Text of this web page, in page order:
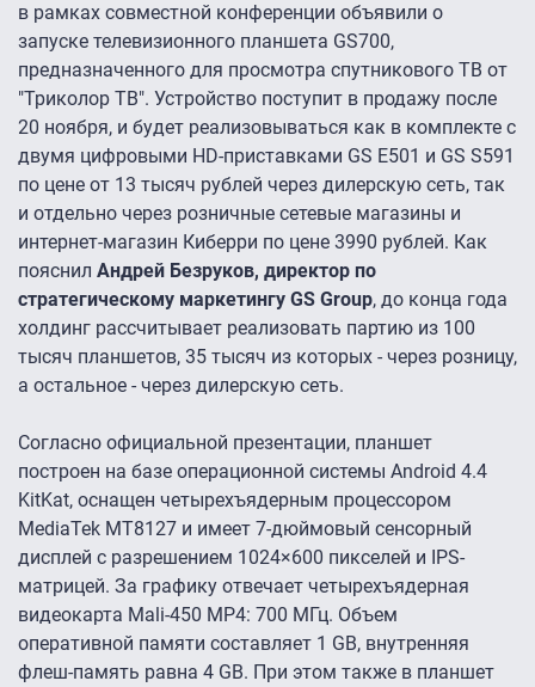
в рамках совместной конференции объявили о
запуске телевизионного планшета GS700,
предназначенного для просмотра спутникового ТВ от
"Триколор ТВ". Устройство поступит в продажу после
20 ноября, и будет реализовываться как в комплекте с
двумя цифровыми HD-приставками GS E501 и GS S591
по цене от 13 тысяч рублей через дилерскую сеть, так
и отдельно через розничные сетевые магазины и
интернет-магазин Киберри по цене 3990 рублей. Как
пояснил Андрей Безруков, директор по
стратегическому маркетингу GS Group, до конца года
холдинг рассчитывает реализовать партию из 100
тысяч планшетов, 35 тысяч из которых - через розницу,
а остальное - через дилерскую сеть.
Согласно официальной презентации, планшет
построен на базе операционной системы Android 4.4
KitKat, оснащен четырехъядерным процессором
MediaTek MT8127 и имеет 7-дюймовый сенсорный
дисплей с разрешением 1024×600 пикселей и IPS-
матрицей. За графику отвечает четырехъядерная
видеокарта Mali-450 MP4: 700 МГц. Объем
оперативной памяти составляет 1 GB, внутренняя
флеш-память равна 4 GB. При этом также в планшет